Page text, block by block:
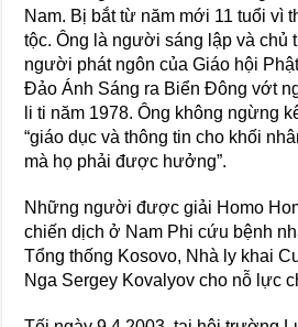
Nam. Bị bắt từ năm mới 11 tuổi vì
tộc. Ông là người sáng lập và chủ
người phát ngôn của Giáo hội
Ðảo Ánh Sáng ra Biển Ðông vớt
li ti năm 1978. Ông không ngừng
“giáo dục và thông tin cho khối
mà họ phải được hưởng”.
Những người được giải Homo
chiến dịch ở Nam Phi cứu bệnh
Tổng thống Kosovo, Nhà ly khai
Nga Sergey Kovalyov cho nỗ lực